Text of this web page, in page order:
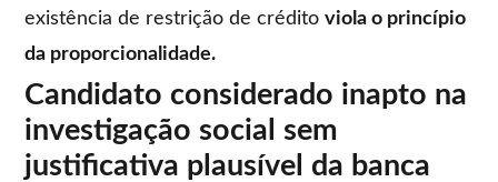
existência de restrição de créditoviola o princípio
da proporcionalidade.
Candidato considerado inapto na
investigação social sem
justificativa plausível da banca